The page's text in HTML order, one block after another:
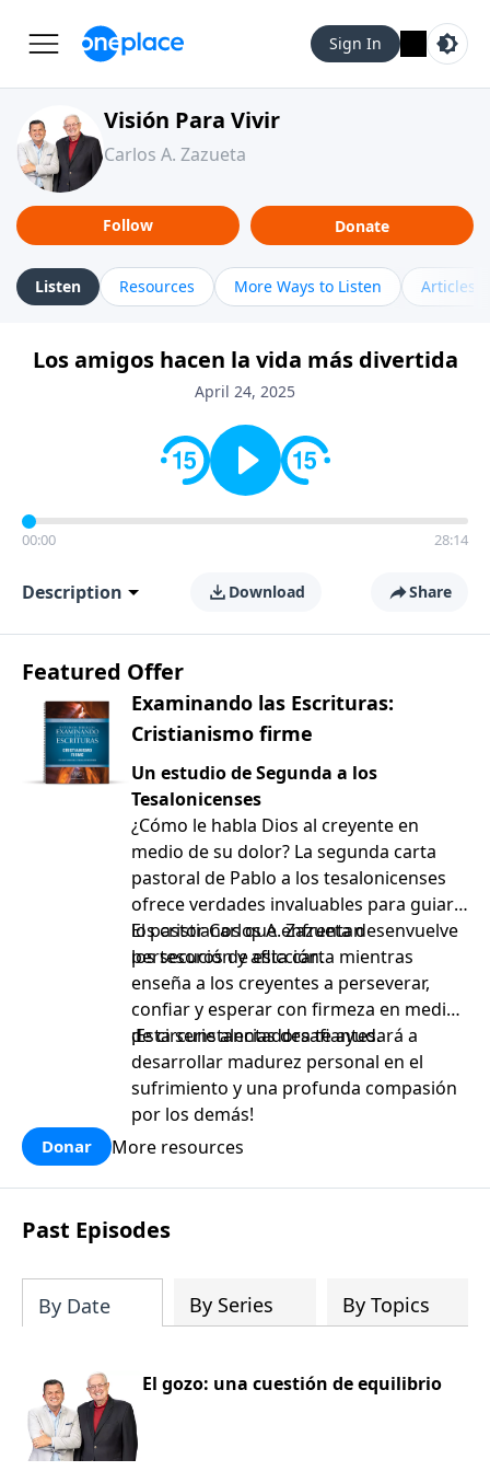
Sign In
Visión Para Vivir
Carlos A. Zazueta
Follow Donate
Listen Resources More Ways to Listen Articles
Los amigos hacen la vida más divertida
April 24, 2025
00:00 28:14
Description Download Share
Featured Offer
Examinando las Escrituras:
Cristianismo firme
Un estudio de Segunda a los
Tesalonicenses
¿Cómo le habla Dios al creyente en
medio de su dolor? La segunda carta
pastoral de Pablo a los tesalonicenses
ofrece verdades invaluables para guiar a
los cristianos que enfrentan
persecución y aflicción.
El pastor Carlos A. Zazueta desenvuelve
los tesoros de esta carta mientras
enseña a los creyentes a perseverar,
confiar y esperar con firmeza en medio
de circunstancias desafiantes.
¡Esta serie alentadora te ayudará a
desarrollar madurez personal en el
sufrimiento y una profunda compasión
por los demás!
Donar More resources
Past Episodes
By Date By Series By Topics
El gozo: una cuestión de equilibrio